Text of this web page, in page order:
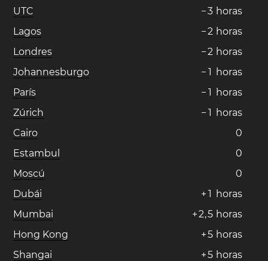
UTC
−3 horas
Lagos
−2 horas
Londres
−2 horas
Johannesburgo
− 1 horas
París
− 1 horas
Zúrich
− 1 horas
Cairo
0
Estambul
0
Moscú
0
Dubái
+ 1 horas
Mumbai
+2,5 horas
Hong Kong
+5 horas
Shangai
+5 horas